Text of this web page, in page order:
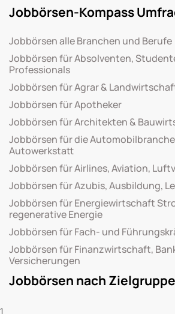
Jobbörsen-Kompass
Jobbörsen alle Branchen und Berufe
Jobbörsen für Absolventen,
Professionals
Jobbörsen für Agrar &
Jobbörsen für Apotheker
Jobbörsen für Architekten &
Jobbörsen für die
Autowerkstatt
Jobbörsen für Airlines, Aviation,
Jobbörsen für Azubis, Ausbildung,
Jobbörsen für Energiewirtschaft
regenerative Energie
Jobbörsen für Fach- und
Jobbörsen für Finanzwirtschaft,
Versicherungen
Jobbörsen nach